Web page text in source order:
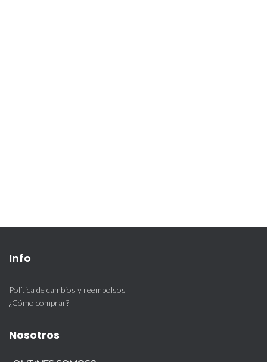
Info
Política de cambios y reembolsos
¿Cómo comprar?
Nosotros